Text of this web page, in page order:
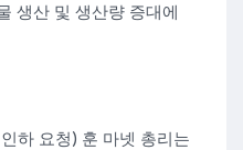
생산 및 생산량 증대에
하 요청) 훈 마넷 총리는